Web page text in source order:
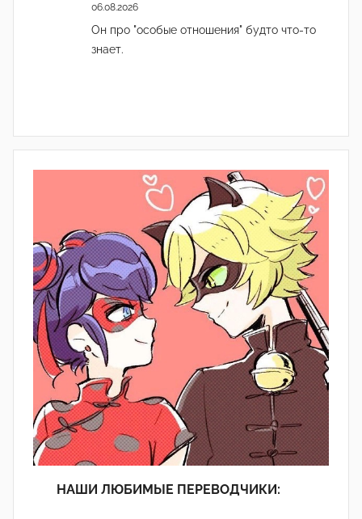
06.08.2026
Он про "особые отношения" будто что-то
знает.
НАШИ ЛЮБИМЫЕ ПЕРЕВОДЧИКИ: